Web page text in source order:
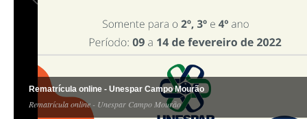
Rematrícula online - Unespar Campo Mourão
Rematrícula online - Unespar Campo Mourão